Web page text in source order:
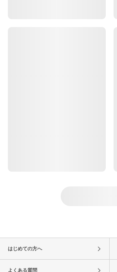
はじめての方へ
よくある質問